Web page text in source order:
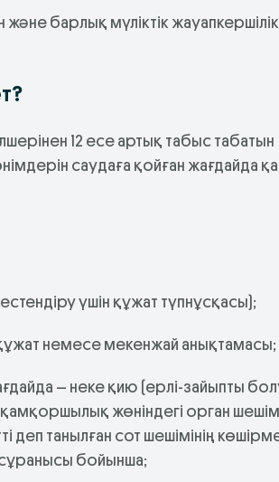
барлық мүліктік
12 есе артық табыс табатын
саудаға қойған жағдайда
үшін құжат түпнұсқасы);
немесе мекенжай анықтамасы;
– неке қию (ерлі-зайыпты
жөніндегі орган
деп танылған сот шешімінің
бойынша;